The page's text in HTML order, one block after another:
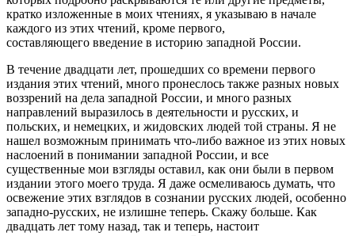
кратко изложенные в моих чтениях, я указываю в начале
каждого из этих чтений, кроме первого,
составляющего введение в историю западной России.
В течение двадцати лет, прошедших со времени первого
издания этих чтений, много пронеслось также разных новых
воззрений на дела западной России, и много разных
направлений выразилось в деятельности и русских, и
польских, и немецких, и жидовских людей той страны. Я не
нашел возможным принимать что-либо важное из этих новых
наслоений в понимании западной России, и все
существенные мои взгляды оставил, как они были в первом
издании этого моего труда. Я даже осмеливаюсь думать, что
освежение этих взглядов в сознании русских людей, особенно
западно-русских, не излишне теперь. Скажу больше. Как
двадцать лет тому назад, так и теперь, настоит